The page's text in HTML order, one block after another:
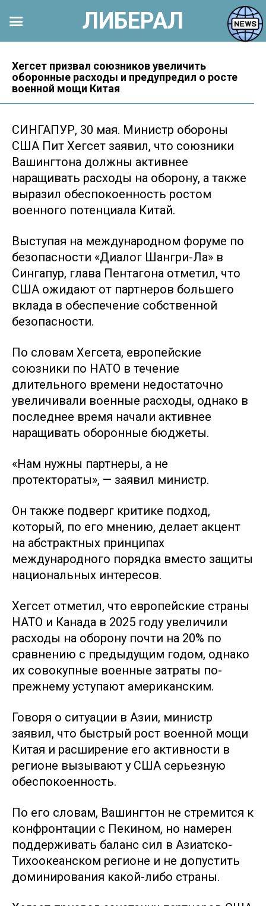
контенту
Хегсет призвал союзников увеличить
оборонные расходы и предупредил о росте
военной мощи Китая
СИНГАПУР, 30 мая. Министр обороны
США Пит Хегсет заявил, что союзники
Вашингтона должны активнее
наращивать расходы на оборону, а также
выразил обеспокоенность ростом
военного потенциала Китай.
Выступая на международном форуме по
безопасности «Диалог Шангри-Ла» в
Сингапур, глава Пентагона отметил, что
США ожидают от партнеров большего
вклада в обеспечение собственной
безопасности.
По словам Хегсета, европейские
союзники по НАТО в течение
длительного времени недостаточно
увеличивали военные расходы, однако в
последнее время начали активнее
наращивать оборонные бюджеты.
«Нам нужны партнеры, а не
протектораты», — заявил министр.
Он также подверг критике подход,
который, по его мнению, делает акцент
на абстрактных принципах
международного порядка вместо защиты
национальных интересов.
Хегсет отметил, что европейские страны
НАТО и Канада в 2025 году увеличили
расходы на оборону почти на 20% по
сравнению с предыдущим годом, однако
их совокупные военные затраты по-
прежнему уступают американским.
Говоря о ситуации в Азии, министр
заявил, что быстрый рост военной мощи
Китая и расширение его активности в
регионе вызывают у США серьезную
обеспокоенность.
По его словам, Вашингтон не стремится к
конфронтации с Пекином, но намерен
поддерживать баланс сил в Азиатско-
Тихоокеанском регионе и не допустить
доминирования какой-либо страны.
ЛИБЕРАЛ